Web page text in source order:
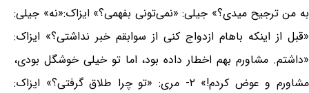
به من ترجیح میدی؟» جیلی: «نمی‌تونی بفهمی؟» ایزاک:«نه» جیلی:
«قبل از اینکه باهام ازدواج کنی از سوابقم خبر نداشتی؟» ایزاک:
«داشتم. مشاورم بهم اخطار داده بود، اما تو خیلی خوشگل بودی،
مشاورم و عوض کردم!» ۲- مری: «تو چرا طلاق گرفتی؟» ایزاک: